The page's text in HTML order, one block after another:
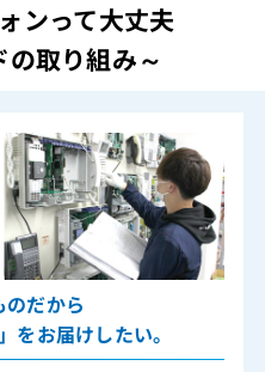
ンって大丈夫
の取り組み～
だから
をお届けしたい。